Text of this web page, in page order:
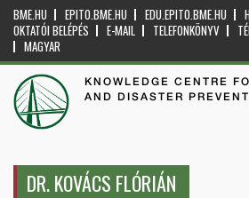
BME.HU EPITO.BME.HU EDU.EPITO.BME.HU
OKTATÓI BELÉPÉS
E-MAIL TELEFONKÖNYV
MAGYAR
KNOWLEDGE CENTRE
AND DISASTER
DR. KOVÁCS FLÓRIÁN